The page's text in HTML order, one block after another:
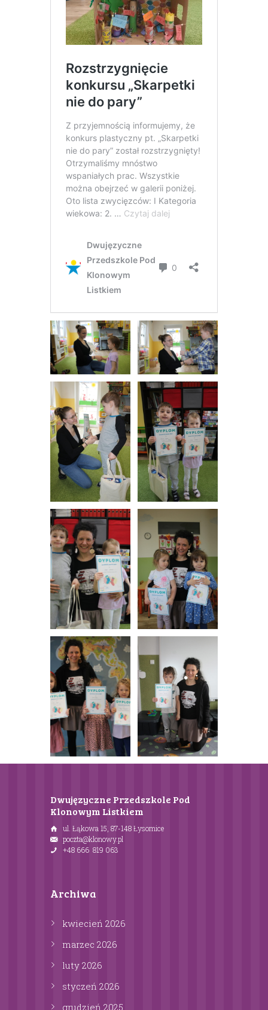
Dwujęzyczne Przedszkole Pod
Klonowym Listkiem
ul. Łąkowa 15, 87-148 Łysomice
poczta@klonowy.pl
+48 666 819 063
Archiwa
kwiecień 2026
marzec 2026
luty 2026
styczeń 2026
grudzień 2025